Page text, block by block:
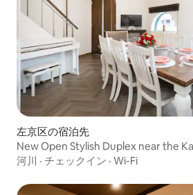
左京区の宿泊先
New Open Stylish Duplex near the
河川 · チェックイン · Wi-Fi